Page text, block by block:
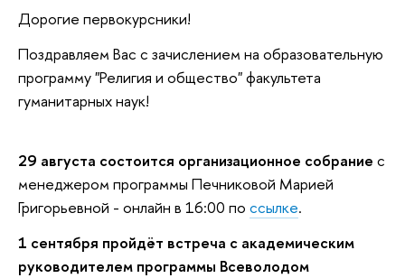
Дорогие первокурсники!
Поздравляем Вас с зачислением на образовательную
программу "Религия и общество" факультета
гуманитарных наук!
29 августа состоится организационное собрание с
менеджером программы Печниковой Марией
Григорьевной - онлайн в 16:00 по ссылке.
1 сентября пройдёт встреча с академическим
руководителем программы Всеволодом